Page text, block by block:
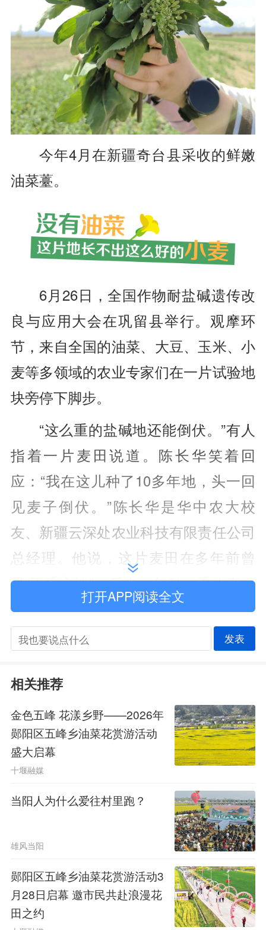
今年4月在新疆奇台县采收的鲜嫩
油菜薹。
6月26日，全国作物耐盐碱遗传改
良与应用大会在巩留县举行。观摩环
节，来自全国的油菜、大豆、玉米、小
麦等多领域的农业专家们在一片试验地
块旁停下脚步。
“这么重的盐碱地还能倒伏。”有人
指着一片麦田说道。陈长华笑着回
应：“我在这儿种了10多年地，头一回
见麦子倒伏。”陈长华是华中农大校
友、新疆云深处农业科技有限责任公司
总经理。他说，这片麦田在多年前曾
是“不毛之地”，后来一年种一季小麦，
麦子稀稀拉拉，收成很不理想。
改变从2025年7月开始。在华中农
播耐盐碱油菜，把产出的油菜全部翻压
作绿肥，再种冬小麦。被“滋养”过的土
壤改善显著，长出了沉甸甸的麦子。经
测产，今年的小麦亩产358.12公斤，比
一年前未翻压时增产109.12公斤，增幅
“生物改良盐碱地，还得靠油
菜。”陈长华说，耕地盐碱化严重、土
地贫瘠、秋冬饲草短缺，新疆三大农业
打开APP阅读全文
发表
相关推荐
金色五峰 花漾乡野——2026年
郧阳区五峰乡油菜花赏游活动
盛大启幕
十堰融媒
当阳人为什么爱往村里跑？
雄风当阳
郧阳区五峰乡油菜花赏游活动3
月28日启幕 邀市民共赴浪漫花
田之约